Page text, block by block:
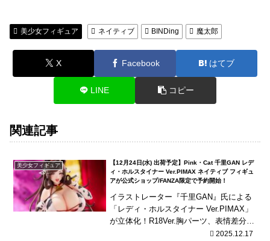
美少女フィギュア ネイティブ BINDing 魔太郎
X Facebook はてブ
LINE コピー
関連記事
美少女フィギュア
【12月24日(水) 出荷予定】Pink・Cat 千里GAN レデ
ィ・ホルスタイナー Ver.PIMAX ネイティブ フィギュ
アが公式ショップ/FANZA限定で予約開始！
イラストレーター『千里GAN』氏による
「レディ・ホルスタイナー Ver.PIMAX」
が立体化！R18Ver.胸パーツ、表情差分が
2025.12.17